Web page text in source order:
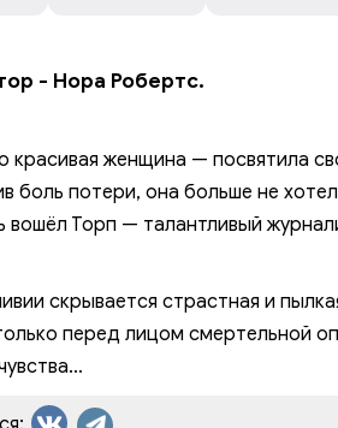
в вечерних новостях
в вечерних новостях
в вечерних новостях
в вечерних новостях
в вечерних новостях
в вечерних новостях
- Нора Робертс.
красивая женщина — посвятила
боль потери, она больше не
вошёл Торп — талантливый
скрывается страстная и
перед лицом смертельной